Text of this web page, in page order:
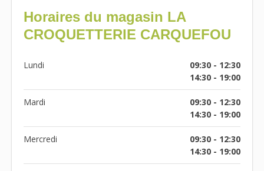
Horaires du magasin LA
CROQUETTERIE CARQUEFOU
Lundi
09:30 - 12:30
14:30 - 19:00
Mardi
09:30 - 12:30
14:30 - 19:00
Mercredi
09:30 - 12:30
14:30 - 19:00